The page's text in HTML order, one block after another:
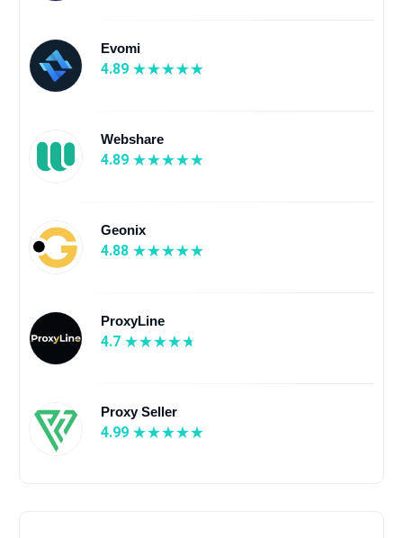
Evomi
4.89
Webshare
4.89
Geonix
4.88
ProxyLine
4.7
Proxy Seller
4.99